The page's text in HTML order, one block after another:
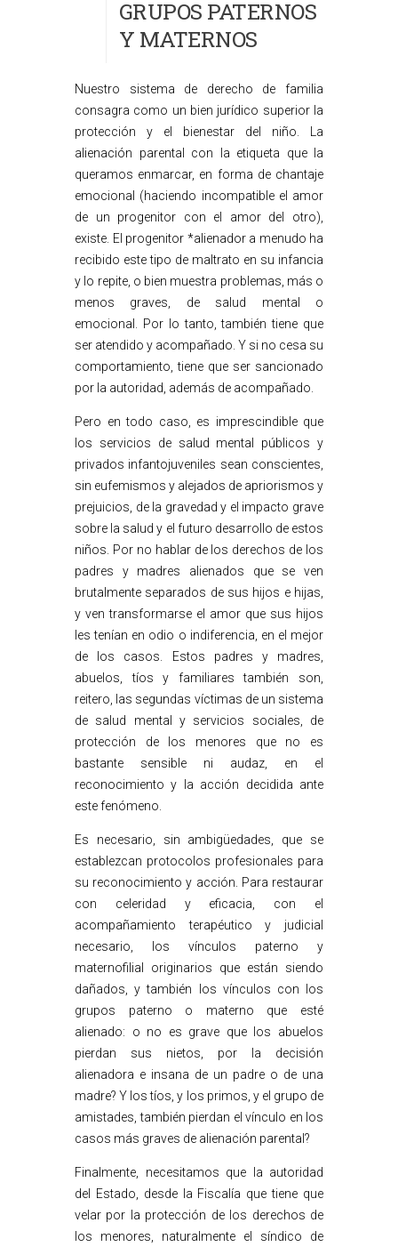
GRUPOS PATERNOS
Y MATERNOS
Nuestro sistema de derecho de familia
consagra como un bien jurídico superior la
protección y el bienestar del niño. La
alienación parental con la etiqueta que la
queramos enmarcar, en forma de chantaje
emocional (haciendo incompatible el amor
de un progenitor con el amor del otro),
existe. El progenitor *alienador a menudo ha
recibido este tipo de maltrato en su infancia
y lo repite, o bien muestra problemas, más o
menos graves, de salud mental o
emocional. Por lo tanto, también tiene que
ser atendido y acompañado. Y si no cesa su
comportamiento, tiene que ser sancionado
por la autoridad, además de acompañado.
Pero en todo caso, es imprescindible que
los servicios de salud mental públicos y
privados infantojuveniles sean conscientes,
sin eufemismos y alejados de apriorismos y
prejuicios, de la gravedad y el impacto grave
sobre la salud y el futuro desarrollo de estos
niños. Por no hablar de los derechos de los
padres y madres alienados que se ven
brutalmente separados de sus hijos e hijas,
y ven transformarse el amor que sus hijos
les tenían en odio o indiferencia, en el mejor
de los casos. Estos padres y madres,
abuelos, tíos y familiares también son,
reitero, las segundas víctimas de un sistema
de salud mental y servicios sociales, de
protección de los menores que no es
bastante sensible ni audaz, en el
reconocimiento y la acción decidida ante
este fenómeno.
Es necesario, sin ambigüedades, que se
establezcan protocolos profesionales para
su reconocimiento y acción. Para restaurar
con celeridad y eficacia, con el
acompañamiento terapéutico y judicial
necesario, los vínculos paterno y
maternofilial originarios que están siendo
dañados, y también los vínculos con los
grupos paterno o materno que esté
alienado: o no es grave que los abuelos
pierdan sus nietos, por la decisión
alienadora e insana de un padre o de una
madre? Y los tíos, y los primos, y el grupo de
amistades, también pierdan el vínculo en los
casos más graves de alienación parental?
Finalmente, necesitamos que la autoridad
del Estado, desde la Fiscalía que tiene que
velar por la protección de los derechos de
los menores, naturalmente el síndico de